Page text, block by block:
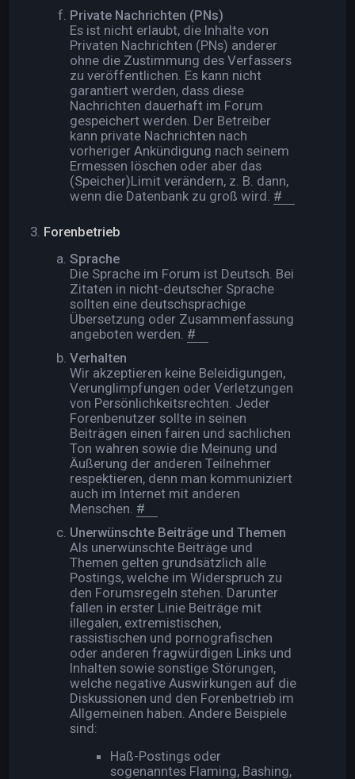
Private Nachrichten (PNs)
Es ist nicht erlaubt, die Inhalte von
Privaten Nachrichten (PNs) anderer
ohne die Zustimmung des Verfassers
zu veröffentlichen. Es kann nicht
garantiert werden, dass diese
Nachrichten dauerhaft im Forum
gespeichert werden. Der Betreiber
kann private Nachrichten nach
vorheriger Ankündigung nach seinem
Ermessen löschen oder aber das
(Speicher)Limit verändern, z. B. dann,
wenn die Datenbank zu groß wird. #
Forenbetrieb
Sprache
Die Sprache im Forum ist Deutsch. Bei
Zitaten in nicht-deutscher Sprache
sollten eine deutschsprachige
Übersetzung oder Zusammenfassung
angeboten werden. #
Verhalten
Wir akzeptieren keine Beleidigungen,
Verunglimpfungen oder Verletzungen
von Persönlichkeitsrechten. Jeder
Forenbenutzer sollte in seinen
Beiträgen einen fairen und sachlichen
Ton wahren sowie die Meinung und
Äußerung der anderen Teilnehmer
respektieren, denn man kommuniziert
auch im Internet mit anderen
Menschen. #
Unerwünschte Beiträge und Themen
Als unerwünschte Beiträge und
Themen gelten grundsätzlich alle
Postings, welche im Widerspruch zu
den Forumsregeln stehen. Darunter
fallen in erster Linie Beiträge mit
illegalen, extremistischen,
rassistischen und pornografischen
oder anderen fragwürdigen Links und
Inhalten sowie sonstige Störungen,
welche negative Auswirkungen auf die
Diskussionen und den Forenbetrieb im
Allgemeinen haben. Andere Beispiele
sind:
Haß-Postings oder
sogenanntes Flaming, Bashing,